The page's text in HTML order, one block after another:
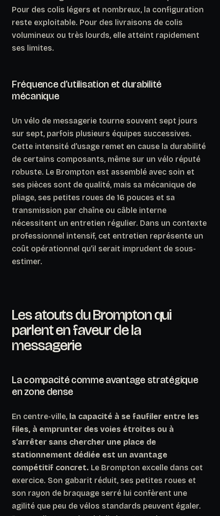
Pour des colis légers et nombreux, la configuration
reste exploitable. Pour des livraisons de colis
volumineux ou très lourds, elle atteint rapidement
ses limites.
Fréquence d’utilisation et durabilité
mécanique
Un vélo de messagerie tourne souvent sept jours
sur sept, parfois plusieurs équipes successives.
Cette intensité d’usage remet en cause la durabilité
de certains composants, même sur un vélo réputé
robuste. Le Brompton est assemblé avec soin et
ses pièces sont de qualité, mais sa mécanique de
pliage, ses petites roues de 16 pouces et sa
transmission par chaîne ou câble interne
nécessitent un entretien régulier. Dans un contexte
professionnel intensif, cet entretien représente un
coût opérationnel qu’il serait imprudent de sous-
estimer.
Les atouts du Brompton qui
parlent en faveur de la
messagerie
La compacité comme avantage stratégique
en zone dense
En centre-ville, la capacité à se faufiler entre les
files, à emprunter des voies étroites ou à
s’arrêter sans chercher une place de
stationnement dédiée est un avantage
compétitif concret. Le Brompton excelle dans cet
exercice. Son gabarit réduit, ses petites roues et
son rayon de braquage serré lui confèrent une
agilité que peu de vélos standards peuvent égaler.